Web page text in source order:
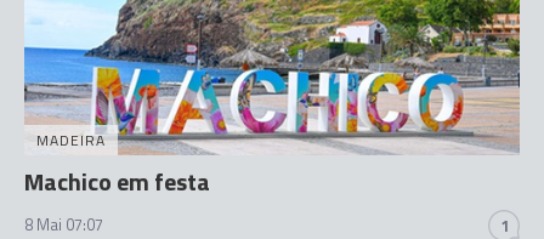
MADEIRA
Machico em festa
8 Mai 07:07 1